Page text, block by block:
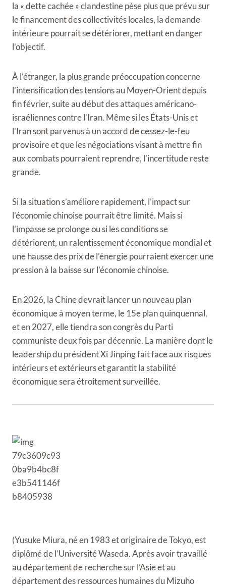
la « dette cachée » clandestine pèse plus que prévu sur
le financement des collectivités locales, la demande
intérieure pourrait se détériorer, mettant en danger
l’objectif.
À l’étranger, la plus grande préoccupation concerne
l’intensification des tensions au Moyen-Orient depuis
fin février, suite au début des attaques américano-
israéliennes contre l’Iran. Même si les États-Unis et
l’Iran sont parvenus à un accord de cessez-le-feu
provisoire et que les négociations visant à mettre fin
aux combats pourraient reprendre, l’incertitude reste
grande.
Si la situation s’améliore rapidement, l’impact sur
l’économie chinoise pourrait être limité. Mais si
l’impasse se prolonge ou si les conditions se
détériorent, un ralentissement économique mondial et
une hausse des prix de l’énergie pourraient exercer une
pression à la baisse sur l’économie chinoise.
En 2026, la Chine devrait lancer un nouveau plan
économique à moyen terme, le 15e plan quinquennal,
et en 2027, elle tiendra son congrès du Parti
communiste deux fois par décennie. La manière dont le
leadership du président Xi Jinping fait face aux risques
intérieurs et extérieurs et garantit la stabilité
économique sera étroitement surveillée.
(Yusuke Miura, né en 1983 et originaire de Tokyo, est
diplômé de l’Université Waseda. Après avoir travaillé
au département de recherche sur l’Asie et au
département des ressources humaines du Mizuho